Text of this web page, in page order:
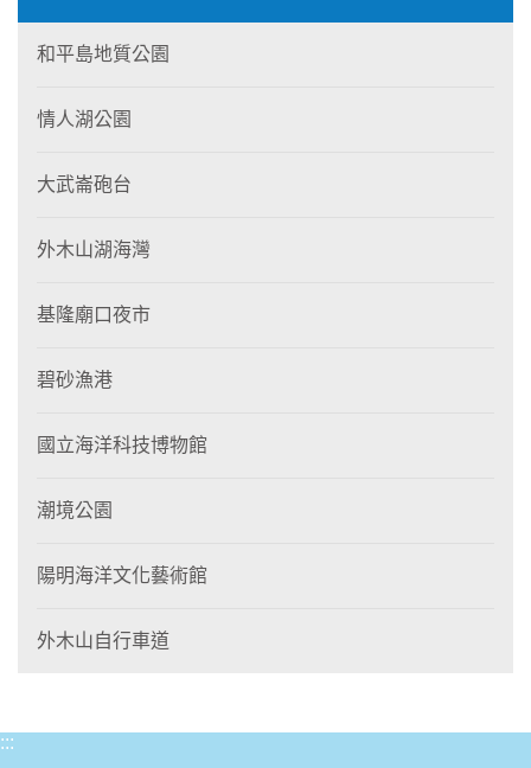
和平島地質公園
情人湖公園
大武崙砲台
外木山湖海灣
基隆廟口夜市
碧砂漁港
國立海洋科技博物館
潮境公園
陽明海洋文化藝術館
外木山自行車道
:::